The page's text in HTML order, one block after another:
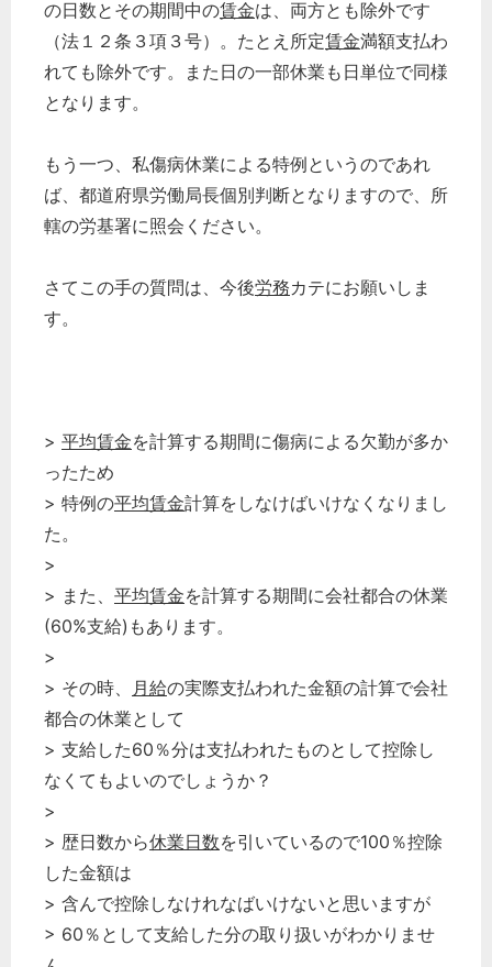
の日数とその期間中の賃金は、両方とも除外です
（法１２条３項３号）。たとえ所定賃金満額支払わ
れても除外です。また日の一部休業も日単位で同様
となります。
もう一つ、私傷病休業による特例というのであれ
ば、都道府県労働局長個別判断となりますので、所
轄の労基署に照会ください。
さてこの手の質問は、今後労務カテにお願いしま
す。
> 平均賃金を計算する期間に傷病による欠勤が多か
ったため
> 特例の平均賃金計算をしなけばいけなくなりまし
た。
>
> また、 平均賃金を計算する期間に会社都合の休業
(60%支給)もあります。
>
> その時、 月給の実際支払われた金額の計算で会社
都合の休業として
> 支給した60％分は支払われたものとして控除し
なくてもよいのでしょうか？
>
> 歴日数から休業日数を引いているので100％控除
した金額は
> 含んで控除しなけれなばいけないと思いますが
> 60％として支給した分の取り扱いがわかりませ